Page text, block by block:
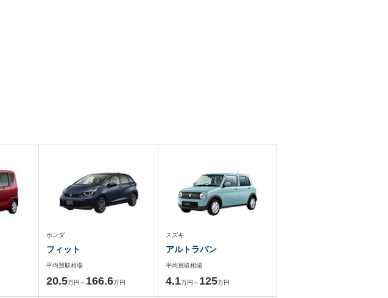
ホンダ
フィット
平均買取相場
20.5万円～ 166.6万円
スズキ
アルトラパン
平均買取相場
4.1万円～ 125万円